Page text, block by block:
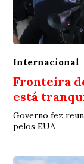
Internacional
Fronteira
está
Governo fez
pelos EUA